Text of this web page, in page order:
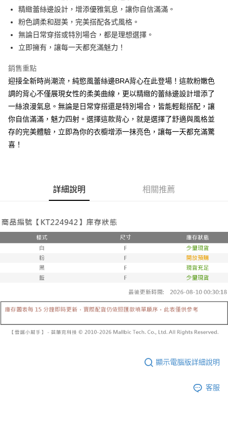
Google Pay
大哥付你分期
相關說明
1.本服務由台灣大哥大提供，台灣大哥大用戶可立即使用無須另外申請。
2.付款方式選擇「大哥付你分期」，訂單成立後會自動跳轉到大哥付的交易
流程，驗證手機門號後，選擇欲分期的期數、繳款截止日，確認付款後即完
成交易。
3.實際核准額度、可分期數及費用金額請依後續交易確認頁面所載為準。
4.訂單成立30分鐘內，如未前往確認交易或遇審核未通過，訂單將自動取
法說明評估內容。
【繳款方式說明】
用戶於交易時，得透過本服務購買商品或服務，並由商店將買賣／分期付款
買賣價金債權讓與本公司後，依約使用本公司帳單繳交帳款。
2.基於同意付款使用「大哥付你分期」之契約關係目的，商店將以您的個人
資料（包含姓名、電話或地址）提供予台灣大哥大進項蒐集、處理及利用，
由本公司與您本人進行分期帳單所需資料之確認、核對及更正。
AFTEE先享後付
相關說明
【關於「AFTEE先享後付」】
AFTEE先享後付是「在收到商品之後才付款」的支付方式。 讓您購物簡單
便利好安心！
１．簡單：不需註冊會員、不需綁卡、不需儲值。
２．便利：只要手機號碼，簡訊認證，即可結帳。
２．訂單成立數日內，您將收到繳費通知簡訊。
３．收到繳費通知簡訊後14天內，點擊此簡訊中的連結，可透過四大超商／
ATM／網路銀行／等多元方式進行付款，方視為交易完成。
購買商品的店家。未經商家同意取消之訂單仍視為有效，需透過AFTEE先享
後付繳納相關費用。
※ 交易是否成功請以「AFTEE先享後付 」之結帳頁面顯示為準，若有關於
是否繳費成功／繳費後需取消欲退款等相關疑問，請聯繫「AFTEE先享後付
客戶支援中心」
https://netprotections.freshdesk.com/support/home
【注意事項】
易，需依本服務之必要範圍內提供個人資料，並將交易相關給付款項請求債
權轉讓予恩沛科技股份有限公司。
２．關於個人資料處理事宜，請瀏覽以下網址：
３．未成年的使用者請事先徵得法定代理人或監護人之同意方可使用
４．使用「AFTEE先享後付」時，將依據個別帳號之用戶狀況，依本公司即
時審查核予不同之上限額度；若仍有額度不足之情形，本公司將視審查結果
５．嚴禁一人註冊多個帳號或使用他人資訊註冊。若發現惡意使用之情形，
全家取貨付款
每筆NT$60，滿NT$1,600(含以上)免運費
每筆NT$10,000
已關閉，請勿下單(付取)
每筆NT$10,000
7-11取貨付款
付款後7-11取貨
精緻蕾絲邊設計，增添優雅氣息，讓你自信滿滿。
粉色調柔和甜美，完美搭配各式風格。
無論日常穿搭或特別場合，都是理想選擇。
立即擁有，讓每一天都充滿魅力！
銷售重點
迎接全新時尚潮流，純慾風蕾絲邊BRA背心在此登場！這款粉嫩色
調的背心不僅展現女性的柔美曲線，更以精緻的蕾絲邊設計增添了
一絲浪漫氣息。無論是日常穿搭還是特別場合，皆能輕鬆搭配，讓
你自信滿滿，魅力四射。選擇這款背心，就是選擇了舒適與風格並
存的完美體驗，立即為你的衣櫥增添一抹亮色，讓每一天都充滿驚
喜！
詳細說明 相關推薦
顯示電腦版詳細說明
客服